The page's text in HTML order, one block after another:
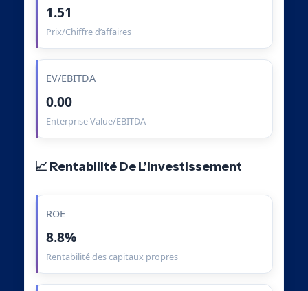
1.51
Prix/Chiffre d’affaires
EV/EBITDA
0.00
Enterprise Value/EBITDA
📈 Rentabilité De L’Investissement
ROE
8.8%
Rentabilité des capitaux propres